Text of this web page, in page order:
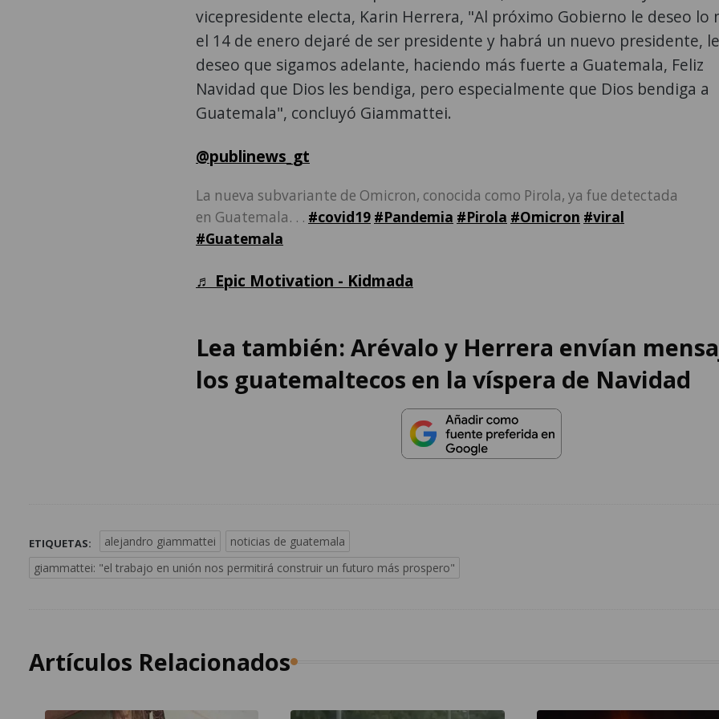
vicepresidente electa, Karin Herrera, "Al próximo Gobierno le deseo lo
el 14 de enero dejaré de ser presidente y habrá un nuevo presidente,
deseo que sigamos adelante, haciendo más fuerte a Guatemala, Feliz
Navidad que Dios les bendiga, pero especialmente que Dios bendiga a
Guatemala", concluyó Giammattei.
@publinews_gt
La nueva subvariante de Omicron, conocida como Pirola, ya fue detectada
en Guatemala. . . #covid19 #Pandemia #Pirola #Omicron #viral
#Guatemala
♬ Epic Motivation - Kidmada
Lea también: Arévalo y Herrera envían
los guatemaltecos en la víspera de Navidad
ETIQUETAS: alejandro giammattei
noticias de guatemala
giammattei: "el trabajo en unión nos permitirá construir un futuro más prospero"
Artículos Relacionados